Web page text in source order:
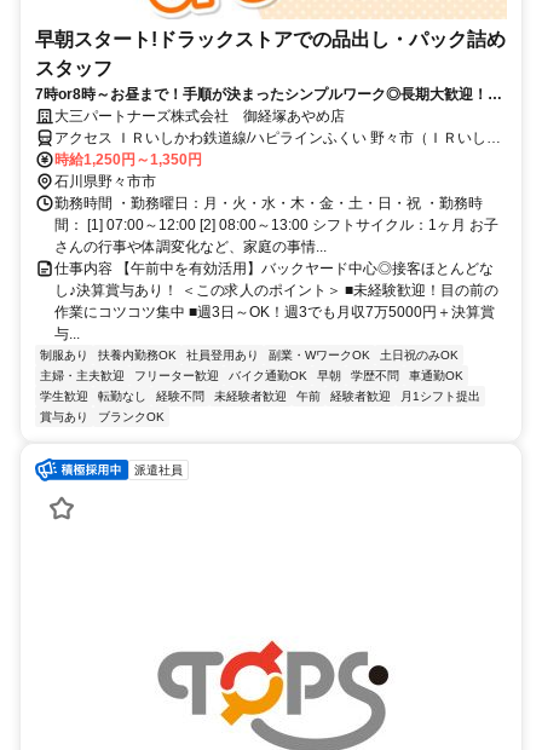
早朝スタート!ドラックストアでの品出し・パック詰め
スタッフ
7時or8時～お昼まで！手順が決まったシンプルワーク◎長期大歓迎！扶
養内勤務もOK♪
大三パートナーズ株式会社 御経塚あやめ店
アクセス ＩＲいしかわ鉄道線/ハピラインふくい 野々市（ＩＲいしか
わ鉄道）北口徒歩約15分、ＩＲいしかわ鉄道線/ハピラインふくい 西
金沢西口徒歩約30分、北陸鉄道石川線 新西金沢徒歩約32分 野々市駅
より徒歩17分
時給1,250円～1,350円
石川県野々市市
勤務時間 ・勤務曜日：月・火・水・木・金・土・日・祝 ・勤務時
間： [1] 07:00～12:00 [2] 08:00～13:00 シフトサイクル：1ヶ月 お子
さんの行事や体調変化など、家庭の事情...
仕事内容 【午前中を有効活用】バックヤード中心◎接客ほとんどな
し♪決算賞与あり！ ＜この求人のポイント＞ ■未経験歓迎！目の前の
作業にコツコツ集中 ■週3日～OK！週3でも月収7万5000円＋決算賞
与...
制服あり 扶養内勤務OK 社員登用あり 副業・WワークOK
土日祝のみOK
主婦・主夫歓迎
フリーター歓迎 バイク通勤OK 早朝 学歴不問
車通勤OK
学生歓迎
転勤なし 経験不問 未経験者歓迎 午前 経験者歓迎
月1シフト提出
賞与あり
ブランクOK
派遣社員